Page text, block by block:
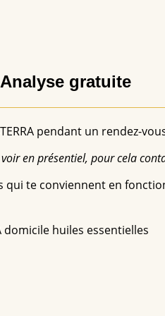
Analyse gratuite
pendant un rendez-
en présentiel, pour cela
qui te conviennent en